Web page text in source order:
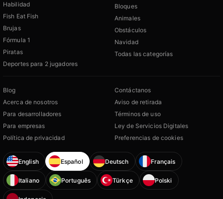
Habilidad
Fish Eat Fish
Brujas
Fórmula 1
Piratas
Deportes para 2 jugadores
Bloques
Animales
Obstáculos
Navidad
Todas las categorías
Blog
Acerca de nosotros
Para desarrolladores
Para empresas
Política de privacidad
Contáctanos
Aviso de retirada
Términos de uso
Ley de Servicios Digitales
Preferencias de cookies
English Español Deutsch Français
Italiano Português Türkçe Polski